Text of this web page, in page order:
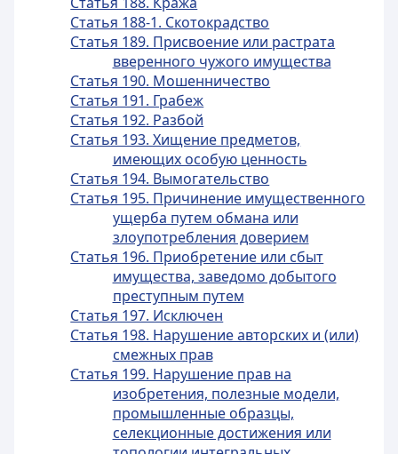
Статья 188-1. Скотокрадство
Статья 189. Присвоение или растрата
вверенного чужого имущества
Статья 190. Мошенничество
Статья 191. Грабеж
Статья 192. Разбой
Статья 193. Хищение предметов,
имеющих особую ценность
Статья 194. Вымогательство
Статья 195. Причинение имущественного
ущерба путем обмана или
злоупотребления доверием
Статья 196. Приобретение или сбыт
имущества, заведомо добытого
преступным путем
Статья 197. Исключен
Статья 198. Нарушение авторских и (или)
смежных прав
Статья 199. Нарушение прав на
изобретения, полезные модели,
промышленные образцы,
селекционные достижения или